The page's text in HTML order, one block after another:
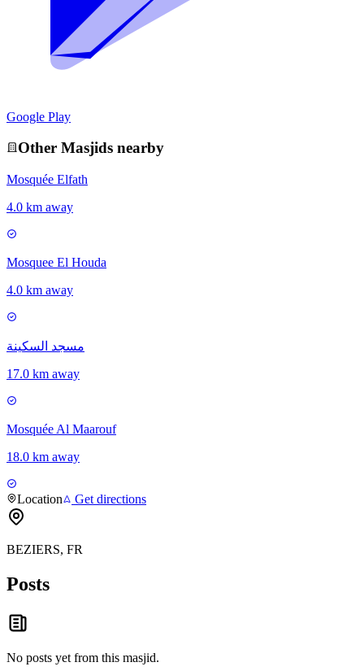
Google Play
Other Masjids nearby
Mosquée Elfath
4.0 km away
Mosquee El Houda
4.0 km away
مسجد السكينة
17.0 km away
Mosquée Al Maarouf
18.0 km away
Location Get directions
BEZIERS, FR
Posts
No posts yet from this masjid.